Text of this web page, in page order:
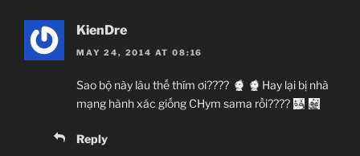
TV Series
07.04.2014 đến ??
Arms
Action, Harem, Horror, Manga, Seinen,
KienDre
MAY 24, 2014 AT 08:16
Sao bộ này lâu thế thím ơi????
Hay lại bị nhà
mạng hành xác giống CHym sama rồi????
Reply